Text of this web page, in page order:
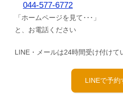
044-577-6772
「ホームページを見て･･･」
と、お電話ください
LINE・メールは24時間受け付けて
LINEで予約